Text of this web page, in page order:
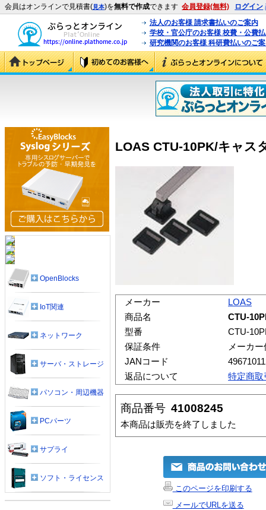
会員はオンラインで見積書(見本)を無料で作成できます 会員登録(無料) ログイン
法人のお客様 請求書払いのご案内
学校・官公庁のお客様 校費・公費
研究機関のお客様 科研費払いのご
LOAS CTU-10PK/キャス
メーカー
LOAS
商品名
CTU-
型番
CTU-
保証条件
メーカ
JANコード
返品について
特定商取
商品番号 41008245
本商品は販売を終了しました
このページを印刷する
メールでURLを送る
OpenBlocks
IoT関連
ネットワーク
サーバ・ストレージ
パソコン・周辺機器
PCパーツ
サプライ
ソフト・ライセンス